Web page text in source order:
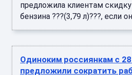
предложила клиентам скидку
бензина ???(3,79 л)???, если он
Одиноким россиянкам с
предложили сократить